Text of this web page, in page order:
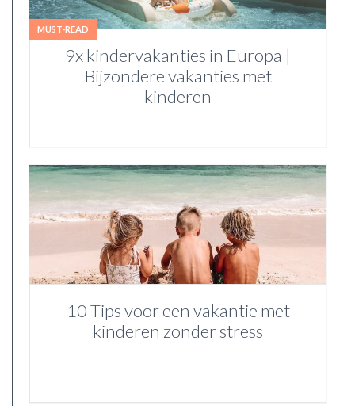
MUST-READ
9x kindervakanties in Europa |
Bijzondere vakanties met
kinderen
10 Tips voor een vakantie met
kinderen zonder stress